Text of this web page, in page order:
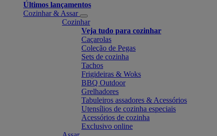
Últimos lançamentos
Cozinhar & Assar
Cozinhar
Veja tudo para cozinhar
Caçarolas
Coleção de Pegas
Sets de cozinha
Tachos
Frigideiras & Woks
BBQ Outdoor
Grelhadores
Tabuleiros assadores & Acessórios
Utensílios de cozinha especiais
Acessórios de cozinha
Exclusivo online